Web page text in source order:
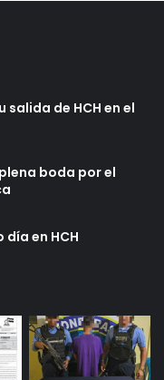
salida de HCH en el
boda por el
en HCH